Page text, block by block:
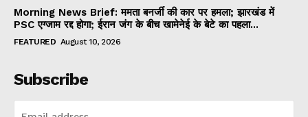
Morning News Brief: ममता बनर्जी की कार पर हमला; झारखंड में
PSC एग्जाम रद्द होगा; ईरान जंग के बीच खामेनेई के बेटे का पहला...
FEATURED August 10, 2026
Subscribe